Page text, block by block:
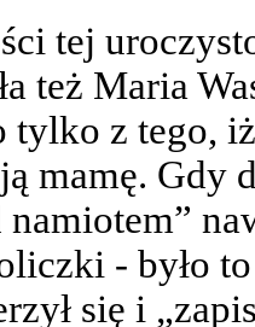
tej
też Maria
tylko z tego,
mamę. Gdy
- było
się i